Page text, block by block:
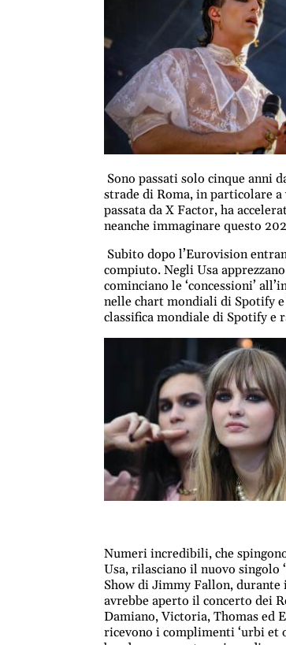
Sono passati solo cinque anni
strade di Roma, in particolare
passata da X Factor, ha
neanche immaginare questo
Subito dopo l’Eurovision
compiuto. Negli Usa
cominciano le ‘concessioni’
nelle chart mondiali di Spotify
classifica mondiale di Spotify e
Numeri incredibili, che
Usa, rilasciano il nuovo singolo
Show di Jimmy Fallon,
avrebbe aperto il concerto dei
Damiano, Victoria, Thomas ed
ricevono i complimenti ‘urbi et